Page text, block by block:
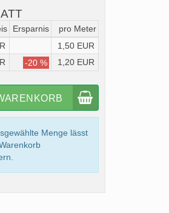
Ersparnis
pro Meter
1,50 EUR
-20 % 1,20 EUR
Menge lässt